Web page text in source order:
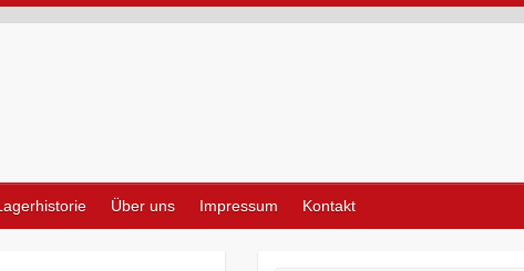
Über uns Impressum Kontakt